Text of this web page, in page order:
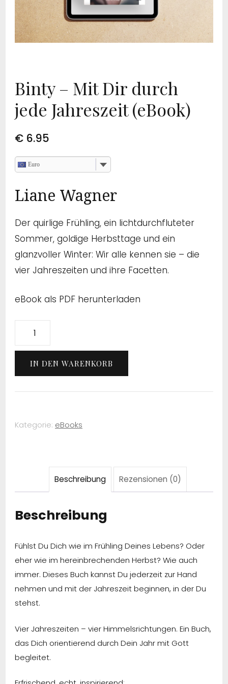
Binty – Mit Dir durch
jede Jahreszeit (eBook)
€ 6.95
Euro
Liane Wagner
Der quirlige Frühling, ein lichtdurchfluteter
Sommer, goldige Herbsttage und ein
glanzvoller Winter: Wir alle kennen sie – die
vier Jahreszeiten und ihre Facetten.
eBook als PDF herunterladen
Binty
–
Dir
durch
Jahreszeit
IN DEN WARENKORB
Kategorie: eBooks
Beschreibung Rezensionen (0)
Beschreibung
Fühlst Du Dich wie im Frühling Deines Lebens? Oder
eher wie im hereinbrechenden Herbst? Wie auch
immer. Dieses Buch kannst Du jederzeit zur Hand
nehmen und mit der Jahreszeit beginnen, in der Du
stehst.
Vier Jahreszeiten – vier Himmelsrichtungen. Ein Buch,
das Dich orientierend durch Dein Jahr mit Gott
begleitet.